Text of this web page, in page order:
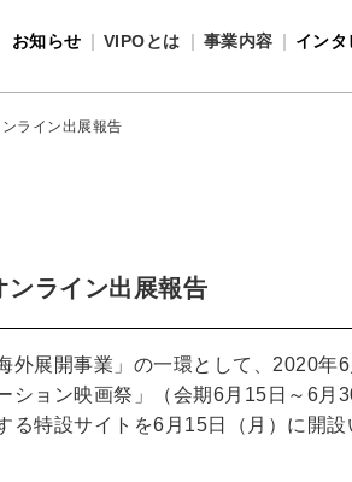
お知らせ VIPOとは
VIPOとは
事業内容
インタ
ライン出展報告
ンライン出展報告
展開事業」の一環として、2020年
ョン映画祭」（会期6月15日～6月
る特設サイトを6月15日（月）に開設